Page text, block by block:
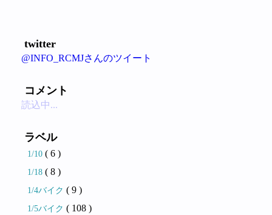
twitter
@INFO_RCMJさんのツイート
コメント
読込中...
ラベル
1/10 ( 6 )
1/18 ( 8 )
1/4バイク ( 9 )
1/5バイク ( 108 )